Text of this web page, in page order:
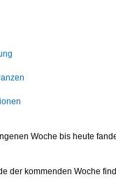
Woche bis heute
der kommenden Woche